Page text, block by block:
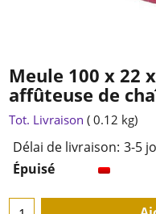
Meule 100 x 22
affûteuse de
€7.99 TTC
Tot. Livraison
0.12kg
Délai de livraison:
Épuisé